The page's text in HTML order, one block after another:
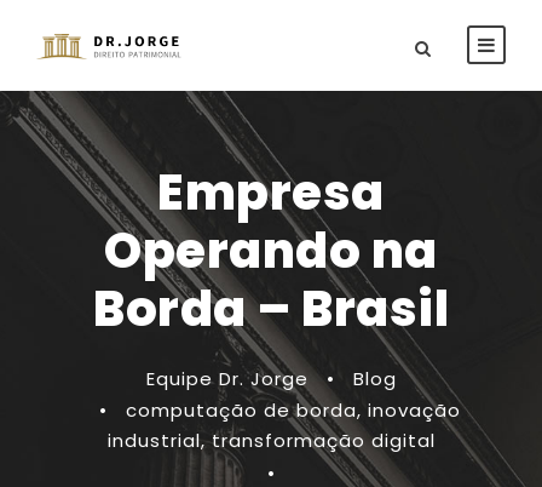
Empresa
Operando na
Borda – Brasil
Equipe Dr. Jorge •
Blog
•
computação de borda, inovação
industrial, transformação digital
•